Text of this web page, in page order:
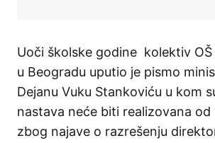
Uoči školske godine kolektiv OŠ
u Beogradu uputio je pismo
Dejanu Vuku Stankoviću u kom
nastava neće biti realizovana od
zbog najave o razrešenju